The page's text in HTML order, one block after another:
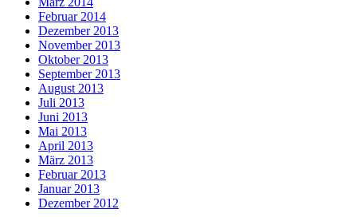
Februar 2014
Dezember 2013
November 2013
Oktober 2013
September 2013
August 2013
Juli 2013
Juni 2013
Mai 2013
April 2013
März 2013
Februar 2013
Januar 2013
Dezember 2012